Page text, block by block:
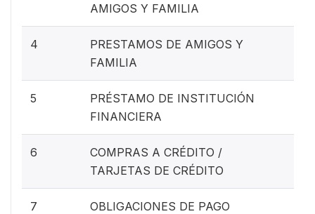
AMIGOS Y FAMILIA
4
PRESTAMOS DE AMIGOS Y
FAMILIA
5
PRÉSTAMO DE INSTITUCIÓN
FINANCIERA
6
COMPRAS A CRÉDITO /
TARJETAS DE CRÉDITO
7
OBLIGACIONES DE PAGO